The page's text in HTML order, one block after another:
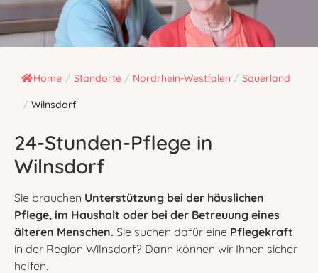
Home / Standorte / Nordrhein-Westfalen / Sauerland
/ Wilnsdorf
24-Stunden-Pflege in
Wilnsdorf
Sie brauchen Unterstützung bei der häuslichen
Pflege, im Haushalt oder bei der Betreuung eines
älteren Menschen. Sie suchen dafür eine Pflegekraft
in der Region Wilnsdorf? Dann können wir Ihnen sicher
helfen.